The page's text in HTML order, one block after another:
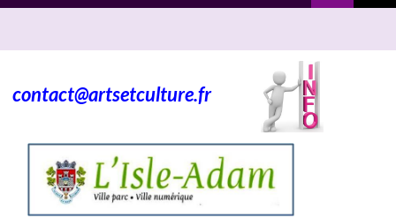
contact@artsetculture.fr